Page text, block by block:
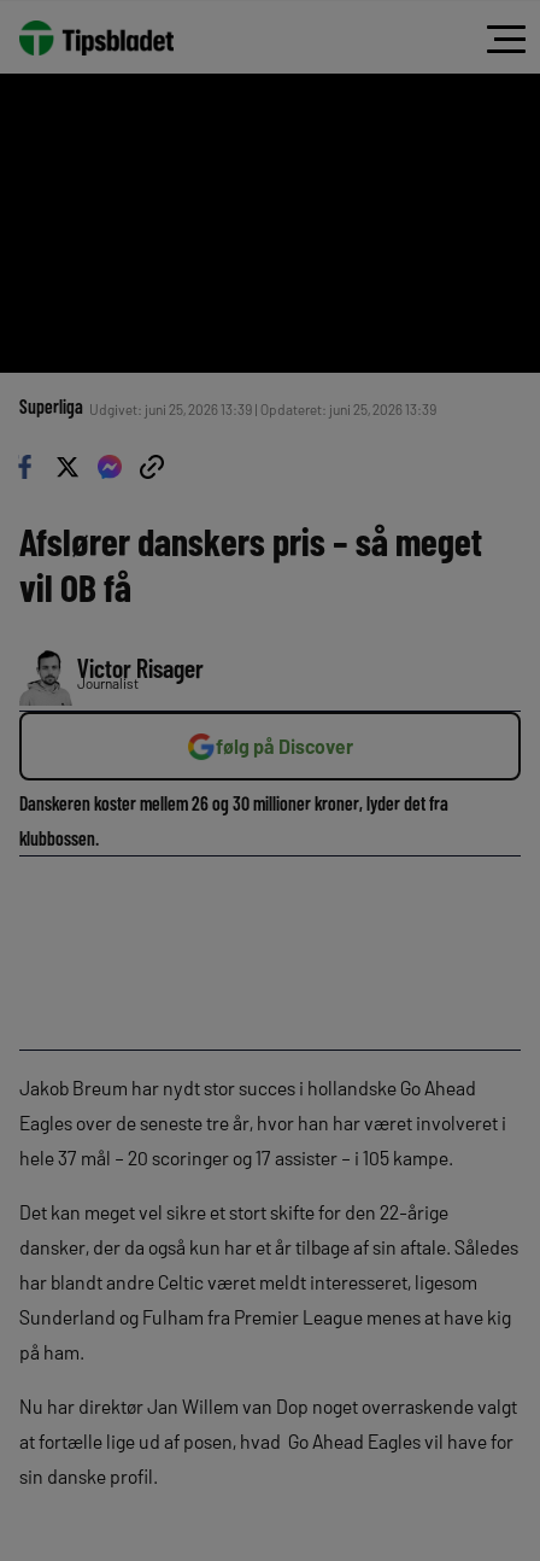
Superliga Udgivet: juni 25, 2026 13:39 | Opdateret: juni 25, 2026 13:39
Afslører danskers pris – så meget
vil OB få
Victor Risager
Journalist
følg på Discover
Danskeren koster mellem 26 og 30 millioner kroner, lyder det fra
klubbossen.
Jakob Breum har nydt stor succes i hollandske Go Ahead
Eagles over de seneste tre år, hvor han har været involveret i
hele 37 mål – 20 scoringer og 17 assister – i 105 kampe.
Det kan meget vel sikre et stort skifte for den 22-årige
dansker, der da også kun har et år tilbage af sin aftale. Således
har blandt andre Celtic været meldt interesseret, ligesom
Sunderland og Fulham fra Premier League menes at have kig
på ham.
Nu har direktør Jan Willem van Dop noget overraskende valgt
at fortælle lige ud af posen, hvad Go Ahead Eagles vil have for
sin danske profil.